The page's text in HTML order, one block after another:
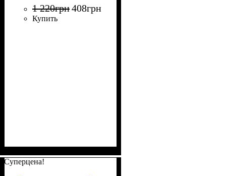
1 220грн408грн
Купить
Суперцена!